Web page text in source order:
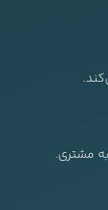
مشتری.